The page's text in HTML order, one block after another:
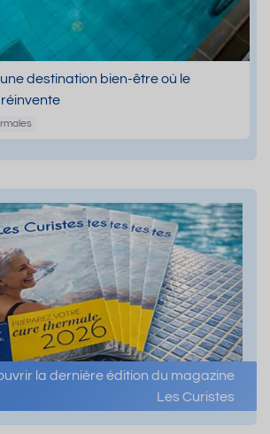
destination bien-être où le
la dernière édition du magazine
Les Curistes